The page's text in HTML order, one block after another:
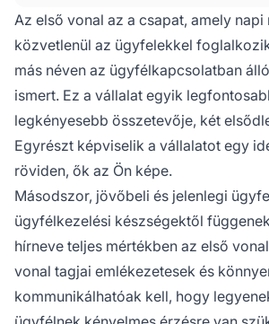
ügyfélkérdéseket, problémákat és
kezelik. Az első vonal helpdesk
azonnali segítségnyújtásért,
problémák megoldásáért és
problémák magasabb szintű
csapatoknak való továbbításáért
szükséges. Ők megtestesítik a
és professzionalizmusát, így
percepcióját és általános
Az első vonal az a csapat, amely napi
közvetlenül az ügyfelekkel
más néven az ügyfélkapcsolatban
ismert. Ez a vállalat egyik
legkényesebb összetevője, két
Egyrészt képviselik a vállalatot egy
röviden, ők az Ön képe.
Másodszor, jövőbeli és jelenlegi
ügyfélkezelési készségektől
hírneve teljes mértékben az első
vonal tagjai emlékezetesek és
kommunikálhatóak kell, hogy